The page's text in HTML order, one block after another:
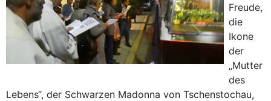
Freude,
die
Ikone
der
„Mutter
des
Lebens“, der Schwarzen Madonna von Tschenstochau,